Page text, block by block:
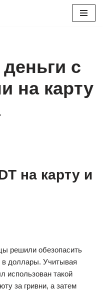
с
на карту
на карту и
решили обезопасить
в доллары. Учитывая
использован такой
за гривни, а затем